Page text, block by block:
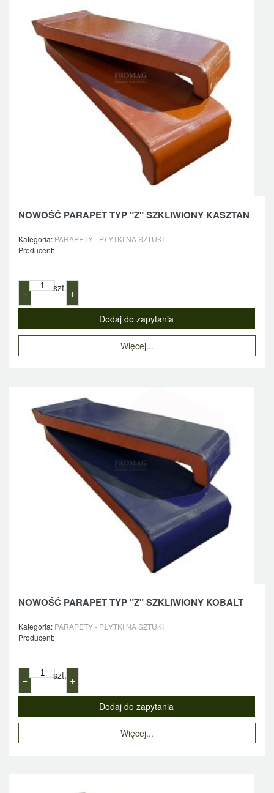
NOWOŚĆ PARAPET TYP "Z" SZKLIWIONY KASZTAN
Kategoria: PARAPETY - PŁYTKI NA SZTUKI
Producent:
− szt. +
Więcej...
NOWOŚĆ PARAPET TYP "Z" SZKLIWIONY KOBALT
Kategoria: PARAPETY - PŁYTKI NA SZTUKI
Producent:
− szt. +
Więcej...